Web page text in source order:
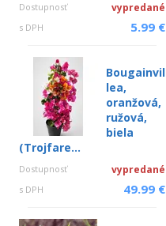
Dostupnosť vypredané
s DPH 5.99 €
Bougainvil
lea,
oranžová,
ružová,
biela
(Trojfare...
Dostupnosť vypredané
s DPH 49.99 €